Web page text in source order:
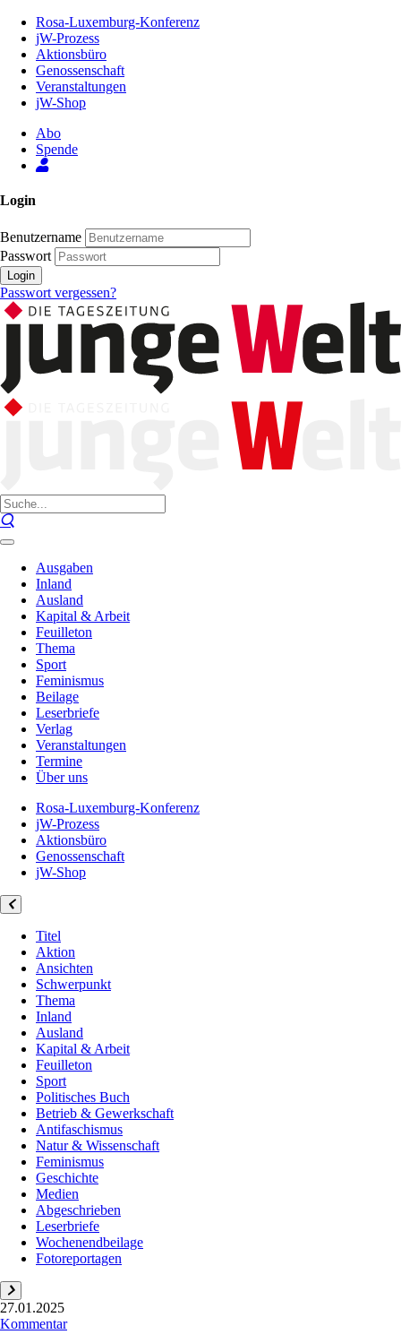
Inhalt
Seite
Rosa-Luxemburg-Konferenz
jW-Prozess
Aktionsbüro
Genossenschaft
Veranstaltungen
jW-Shop
Abo
Spende
Login
Benutzername
Passwort
Login
Passwort vergessen?
Ausgaben
Inland
Ausland
Kapital & Arbeit
Feuilleton
Thema
Sport
Feminismus
Beilage
Leserbriefe
Verlag
Veranstaltungen
Termine
Über uns
Rosa-Luxemburg-Konferenz
jW-Prozess
Aktionsbüro
Genossenschaft
jW-Shop
Titel
Aktion
Ansichten
Schwerpunkt
Thema
Inland
Ausland
Kapital & Arbeit
Feuilleton
Sport
Politisches Buch
Betrieb & Gewerkschaft
Antifaschismus
Natur & Wissenschaft
Feminismus
Geschichte
Medien
Abgeschrieben
Leserbriefe
Wochenendbeilage
Fotoreportagen
27.01.2025
Kommentar